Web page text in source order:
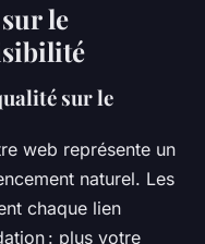
le
sur le
web représente un
naturel. Les
chaque lien
: plus votre